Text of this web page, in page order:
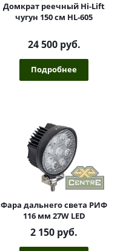
Домкрат реечный Hi-Lift
чугун 150 см HL-605
24 500 руб.
Подробнее
Фара дальнего света РИФ
116 мм 27W LED
2 150 руб.